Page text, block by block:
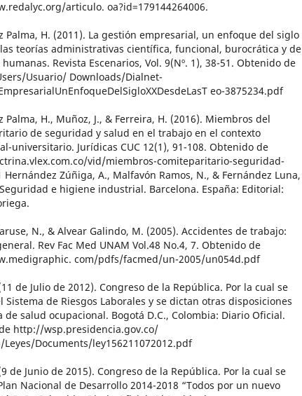
articulo. oa?id=179144264006.
Palma, H. (2011). La gestión empresarial, un enfoque del siglo
las teorías administrativas científica, funcional, burocrática y de
Revista Escenarios, Vol. 9(Nº. 1), 38-51. Obtenido de
Usuario/ Downloads/Dialnet-
eo-3875234.pdf
Palma, H., Muñoz, J., & Ferreira, H. (2016). Miembros del
de seguridad y salud en el trabajo en el contexto
universitario. Jurídicas CUC 12(1), 91-108. Obtenido de
vid/miembros-comiteparitario-seguridad-
Hernández Zúñiga, A., Malfavón Ramos, N., & Fernández Luna,
e higiene industrial. Barcelona. España: Editorial:
N., & Alvear Galindo, M. (2005). Accidentes de trabajo:
Rev Fac Med UNAM Vol.48 No.4, 7. Obtenido de
com/pdfs/facmed/un-2005/un054d.pdf
de Julio de 2012). Congreso de la República. Por la cual se
Sistema de Riesgos Laborales y se dictan otras disposiciones
de salud ocupacional. Bogotá D.C., Colombia: Diario Oficial.
http://wsp.presidencia.gov.co/
Leyes/Documents/ley156211072012.pdf
de Junio de 2015). Congreso de la República. Por la cual se
Nacional de Desarrollo 2014-2018 “Todos por un nuevo